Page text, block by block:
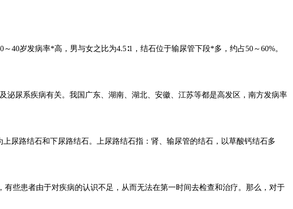
岁发病率*高，男与女之比为4.5∶1，结石位于输尿管下段*多，约占50～60%。
尿系疾病有关。我国广东、湖南、湖北、安徽、江苏等都是高发区，南方发病率
尿路结石和下尿路结石。上尿路结石指：肾、输尿管的结石，以草酸钙结石多
些患者由于对疾病的认识不足，从而无法在第一时间去检查和治疗。那么，对于